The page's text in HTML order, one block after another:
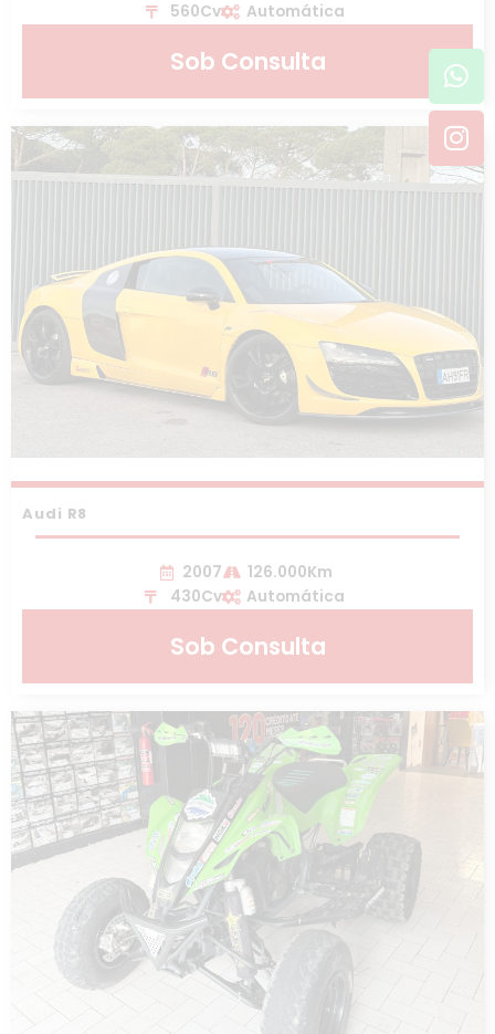
560Cv
Automática
Sob Consulta
Audi R8
2007
126.000Km
430Cv
Automática
Sob Consulta